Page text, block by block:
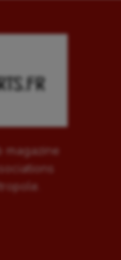
magazine